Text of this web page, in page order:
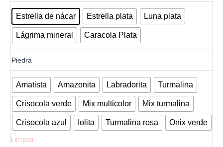
Estrella de nácar Estrella plata Luna plata
Lágrima mineral Caracola Plata
Piedra
Amatista Amazonita Labradorita Turmalina
Crisocola verde Mix multicolor Mix turmalina
Crisocola azul Iolita Turmalina rosa Onix verde
Limpiar
oro
cantidad